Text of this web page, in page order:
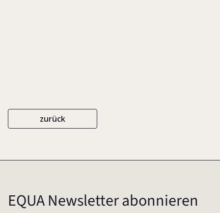
zurück
EQUA Newsletter abonnieren